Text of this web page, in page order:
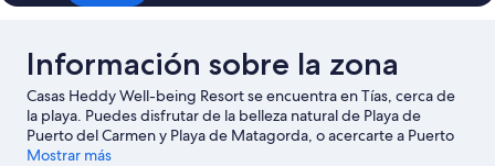
Información sobre la zona
Casas Heddy Well-being Resort se encuentra en Tías, cerca de
la playa. Puedes disfrutar de la belleza natural de Playa de
Puerto del Carmen y Playa de Matagorda, o acercarte a Puerto
deportivo Marina Rubicón si deseas realizar alguna actividad.
Mostrar más